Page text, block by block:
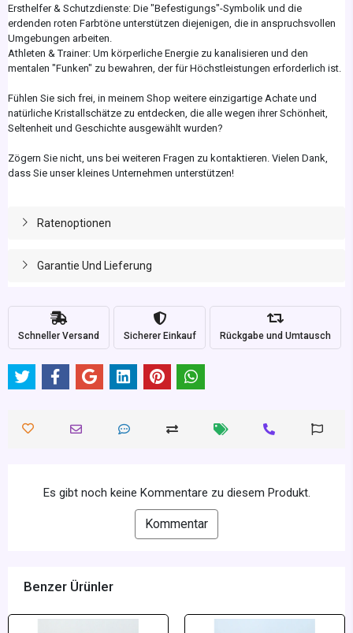
Ersthelfer & Schutzdienste: Die "Befestigungs"-Symbolik und die
erdenden roten Farbtöne unterstützen diejenigen, die in anspruchsvollen
Umgebungen arbeiten.
Athleten & Trainer: Um körperliche Energie zu kanalisieren und den
mentalen "Funken" zu bewahren, der für Höchstleistungen erforderlich ist.
Fühlen Sie sich frei, in meinem Shop weitere einzigartige Achate und
natürliche Kristallschätze zu entdecken, die alle wegen ihrer Schönheit,
Seltenheit und Geschichte ausgewählt wurden?
Zögern Sie nicht, uns bei weiteren Fragen zu kontaktieren. Vielen Dank,
dass Sie unser kleines Unternehmen unterstützen!
Ratenoptionen
Garantie Und Lieferung
Schneller Versand Sicherer Einkauf Rückgabe und Umtausch
Es gibt noch keine Kommentare zu diesem Produkt.
Kommentar
Benzer Ürünler